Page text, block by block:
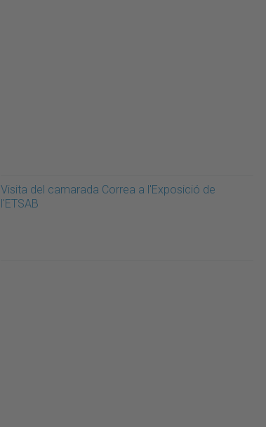
Visita del camarada Correa a l'Exposició de
l'ETSAB